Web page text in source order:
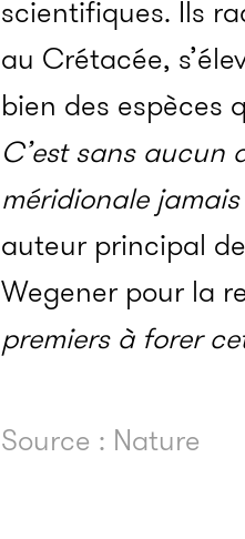
scientifiques. Ils
au Crétacée,
bien des espèces
C’est sans aucun
méridionale
auteur principal
Wegener pour la
premiers à forer
Source : Nature